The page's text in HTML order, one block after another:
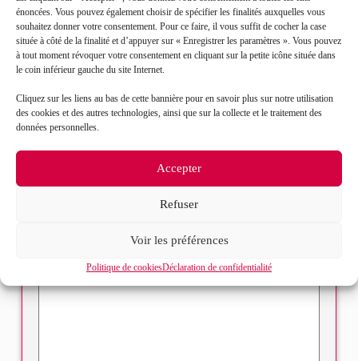
énoncées. Vous pouvez également choisir de spécifier les finalités auxquelles vous
souhaitez donner votre consentement. Pour ce faire, il vous suffit de cocher la case
située à côté de la finalité et d’appuyer sur « Enregistrer les paramètres ». Vous pouvez
à tout moment révoquer votre consentement en cliquant sur la petite icône située dans
le coin inférieur gauche du site Internet.
Cliquez sur les liens au bas de cette bannière pour en savoir plus sur notre utilisation
des cookies et des autres technologies, ainsi que sur la collecte et le traitement des
données personnelles.
Accepter
Refuser
Voir les préférences
Politique de cookiesDéclaration de confidentialité
Prénom*
Mail*